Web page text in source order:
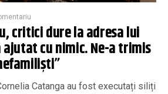
critici dure la adresa lui
ajutat cu nimic. Ne-a trimis
Catanga au fost executați siliți